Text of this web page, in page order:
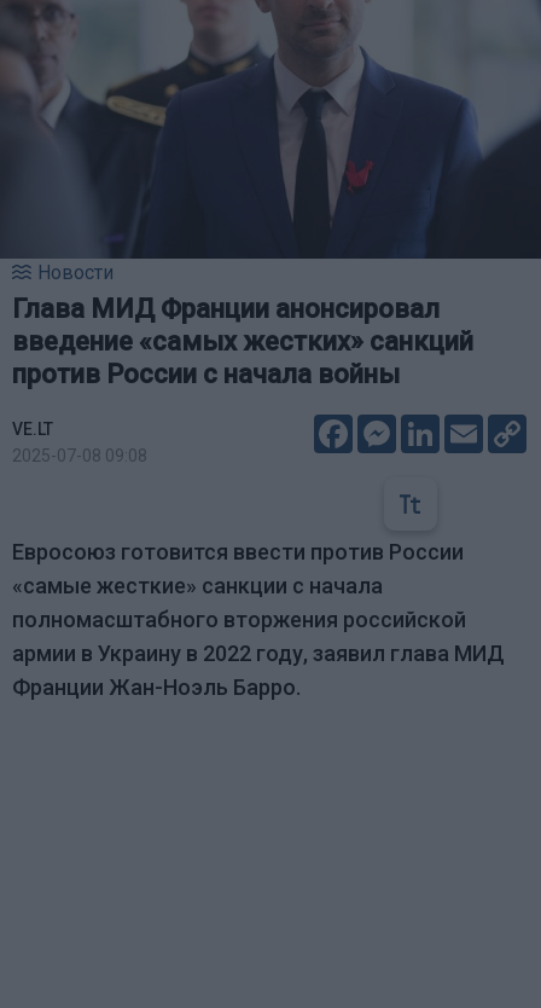
Новости
Глава МИД Франции анонсировал
введение «самых жестких» санкций
против России с начала войны
VE.LT
2025-07-08 09:08
FacebookMessenger
LinkedIn
Email
Евросоюз готовится ввести против России
«самые жесткие» санкции с начала
полномасштабного вторжения российской
армии в Украину в 2022 году, заявил глава МИД
Франции Жан-Ноэль Барро.